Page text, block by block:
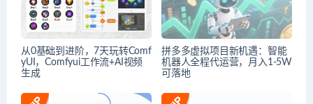
从0基础到进阶，7天玩转Comf
yUI，Comfyui工作流+AI视频
生成
拼多多虚拟项目新机遇：智能
机器人全程代运营，月入1-5W
可落地